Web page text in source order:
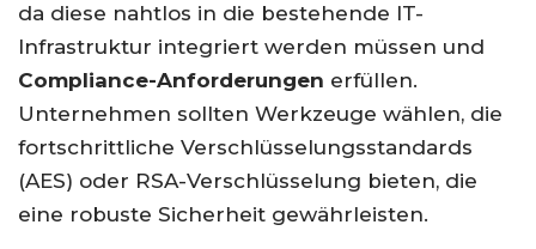
da diese nahtlos in die bestehende IT-
Infrastruktur integriert werden müssen und
Compliance-Anforderungen erfüllen.
Unternehmen sollten Werkzeuge wählen, die
fortschrittliche Verschlüsselungsstandards
(AES) oder RSA-Verschlüsselung bieten, die
eine robuste Sicherheit gewährleisten.